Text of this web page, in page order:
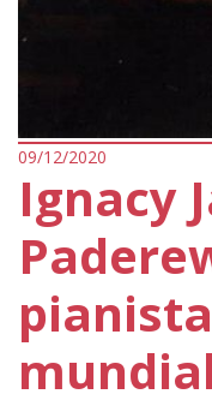
09/12/2020
Ignacy
mundial